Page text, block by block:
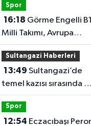
Spor
16:18
Milli Takımı, Avrupa
Şampiyonası'na Riva'da
hazırlanıyor
Sultangazi Haberleri
13:49
temel kazısı sırasında 2
bina tahliye edildi
Spor
12:54